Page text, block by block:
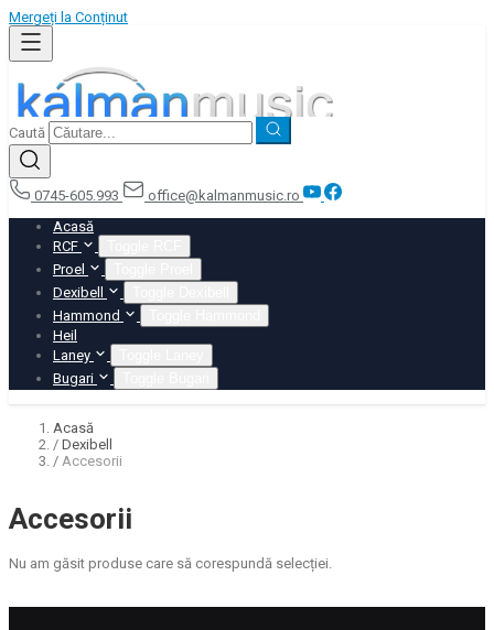
Mergeți la Conținut
Caută
0745-605.993
office@kalmanmusic.ro
Acasă
RCF
Proel
Dexibell
Hammond
Heil
Laney
Bugari
Acasă
/ Dexibell
/ Accesorii
Accesorii
Nu am găsit produse care să corespundă selecției.